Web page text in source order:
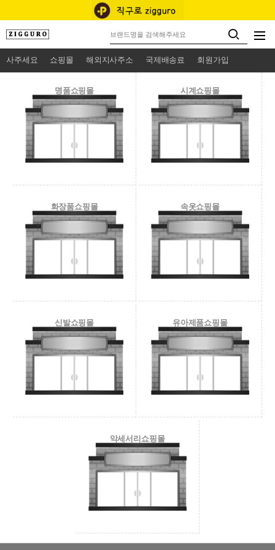
사주세요 쇼핑몰 해외지사주소 국제배송료 회원가입
명품쇼핑몰 시계쇼핑몰
화장품쇼핑몰 속옷쇼핑몰
신발쇼핑몰 유아제품쇼핑몰
악세서리쇼핑몰